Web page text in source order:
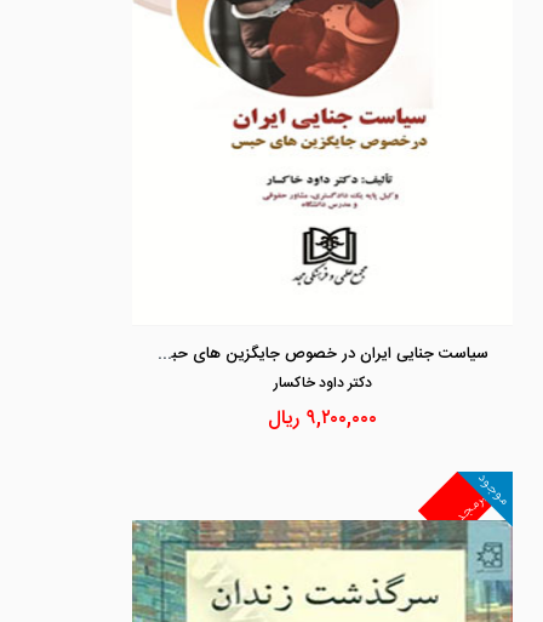
سیاست جنایی ایران در خصوص جایگزین های حبس
دكتر داود خاكسار
۹,۲۰۰,۰۰۰ ریال
غیرمجد
موجود